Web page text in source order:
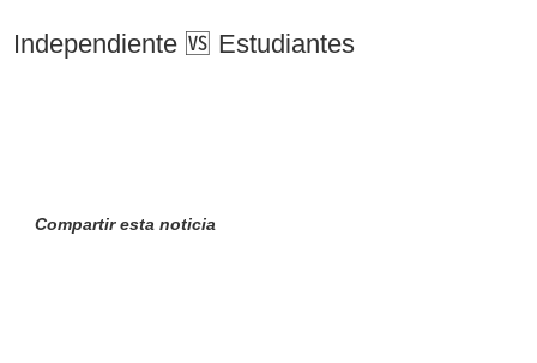
Independiente 🆚 Estudiantes
Compartir esta noticia